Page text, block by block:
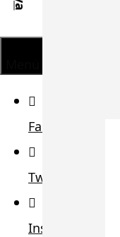
Facebook
Twitter
Instagram